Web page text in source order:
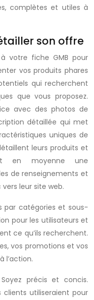
complètes et utiles à
son offre
votre fiche GMB pour
vos produits phares
qui recherchent
que vous proposez.
avec des photos de
détaillée qui met
uniques de
leurs produits et
en moyenne une
de renseignements et
leur site web.
par catégories et sous-
pour les utilisateurs et
ce qu’ils recherchent.
vos promotions et vos
l’action.
Soyez précis et concis.
utiliseraient pour